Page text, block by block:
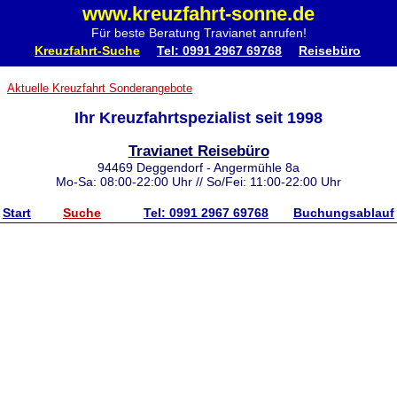
www.kreuzfahrt-sonne.de
Für beste Beratung Travianet anrufen!
Kreuzfahrt-Suche Tel: 0991 2967 69768 Reisebüro
Aktuelle Kreuzfahrt Sonderangebote
Ihr Kreuzfahrtspezialist seit 1998
Travianet Reisebüro
94469 Deggendorf - Angermühle 8a
Mo-Sa: 08:00-22:00 Uhr // So/Fei: 11:00-22:00 Uhr
Start Suche Tel: 0991 2967 69768 Buchungsablauf